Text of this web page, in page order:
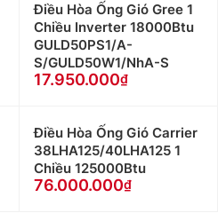
Điều Hòa Ống Gió Gree 1
Chiều Inverter 18000Btu
GULD50PS1/A-
S/GULD50W1/NhA-S
17.950.000
Điều Hòa Ống Gió Carrier
38LHA125/40LHA125 1
Chiều 125000Btu
76.000.000